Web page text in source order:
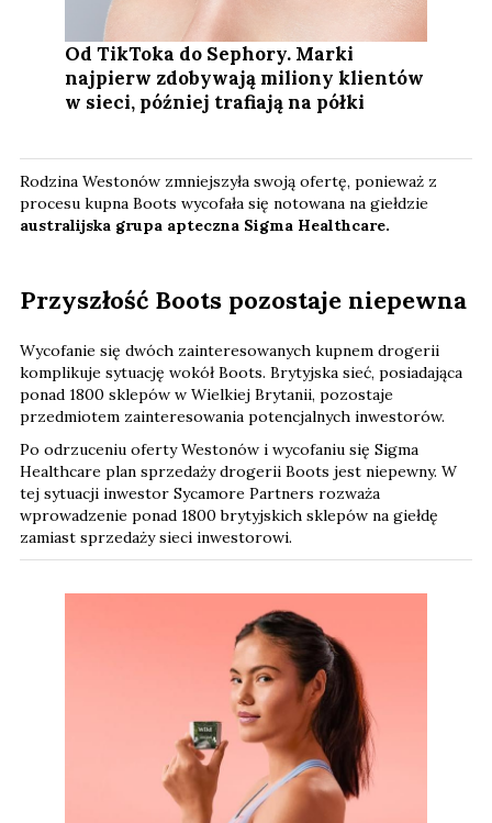
Od TikToka do Sephory. Marki
najpierw zdobywają miliony klientów
w sieci, później trafiają na półki
Rodzina Westonów zmniejszyła swoją ofertę, ponieważ z
procesu kupna Boots wycofała się notowana na giełdzie
australijska grupa apteczna Sigma Healthcare.
Przyszłość Boots pozostaje niepewna
Wycofanie się dwóch zainteresowanych kupnem drogerii
komplikuje sytuację wokół Boots. Brytyjska sieć, posiadająca
ponad 1800 sklepów w Wielkiej Brytanii, pozostaje
przedmiotem zainteresowania potencjalnych inwestorów.
Po odrzuceniu oferty Westonów i wycofaniu się Sigma
Healthcare plan sprzedaży drogerii Boots jest niepewny. W
tej sytuacji inwestor Sycamore Partners rozważa
wprowadzenie ponad 1800 brytyjskich sklepów na giełdę
zamiast sprzedaży sieci inwestorowi.